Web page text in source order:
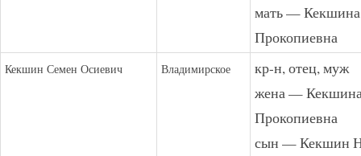
мать —
Прокопиевна
Кекшин Семен Осиевич Владимирское
кр-н, отец, муж
жена —
Прокопиевна
сын — Кекшин